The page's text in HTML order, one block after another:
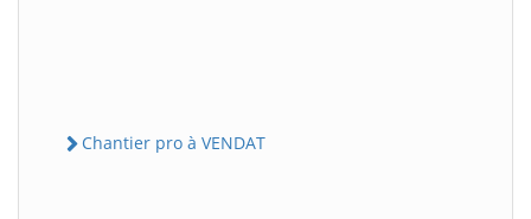
Chantier pro à VENDAT